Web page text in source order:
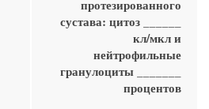
протезированного
сустава: цитоз ______
кл/мкл и
нейтрофильные
гранулоциты _______
процентов